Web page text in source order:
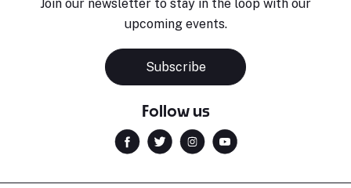
Join our newsletter to stay in the loop with our
upcoming events.
Subscribe
Follow us